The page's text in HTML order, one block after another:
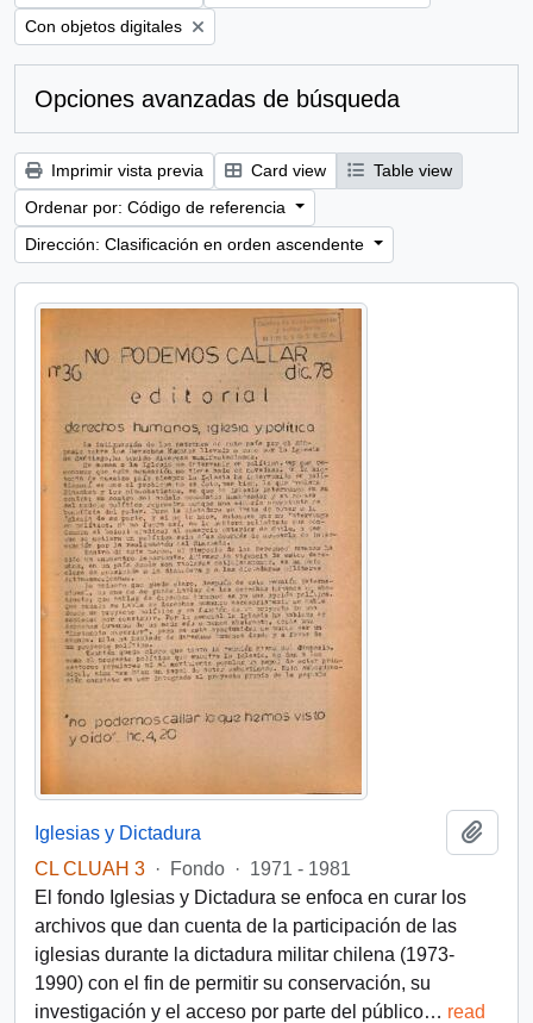
Remove filter:
Con objetos digitales
Opciones avanzadas de búsqueda
Imprimir vista previa Card view
Table view
Ordenar por: Código de referencia
Dirección: Clasificación en orden ascendente
Iglesias y Dictadura
CL CLUAH 3 · Fondo · 1971 - 1981
El fondo Iglesias y Dictadura se enfoca en curar los
archivos que dan cuenta de la participación de las
iglesias durante la dictadura militar chilena (1973-
1990) con el fin de permitir su conservación, su
investigación y el acceso por parte del público… read